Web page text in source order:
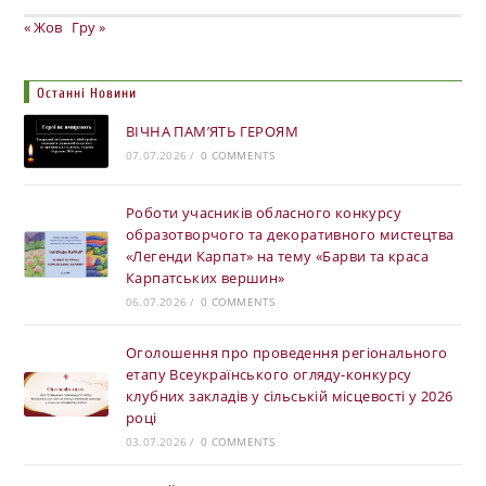
« Жов Гру »
Останні Новини
ВІЧНА ПАМ’ЯТЬ ГЕРОЯМ
07.07.2026 / 0 COMMENTS
Роботи учасників обласного конкурсу
образотворчого та декоративного мистецтва
«Легенди Карпат» на тему «Барви та краса
Карпатських вершин»
06.07.2026 / 0 COMMENTS
Оголошення про проведення регіонального
етапу Всеукраїнського огляду-конкурсу
клубних закладів у сільській місцевості у 2026
році
03.07.2026 / 0 COMMENTS